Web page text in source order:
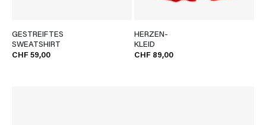
GESTREIFTES
SWEATSHIRT
CHF 59,00
HERZEN-
KLEID
CHF 89,00